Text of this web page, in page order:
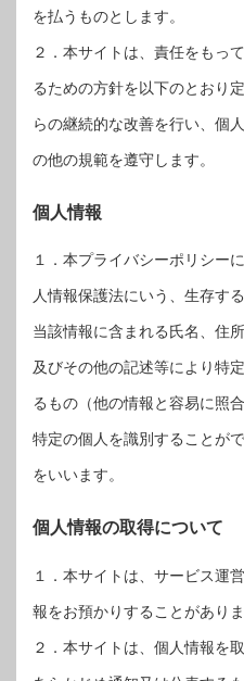
を払うものとします。
２．本サイトは、責任をもっ
るための方針を以下のとおり
らの継続的な改善を行い、個
の他の規範を遵守します。
個人情報
１．本プライバシーポリシー
人情報保護法にいう、生存す
当該情報に含まれる氏名、住
及びその他の記述等により特
るもの（他の情報と容易に照
特定の個人を識別することが
をいいます。
個人情報の取得について
１．本サイトは、サービス運
報をお預かりすることがありま
２．本サイトは、個人情報を